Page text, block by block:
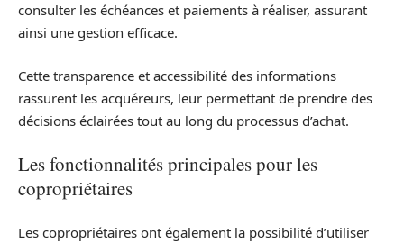
consulter les échéances et paiements à réaliser, assurant
ainsi une gestion efficace.
Cette transparence et accessibilité des informations
rassurent les acquéreurs, leur permettant de prendre des
décisions éclairées tout au long du processus d’achat.
Les fonctionnalités principales pour les
copropriétaires
Les copropriétaires ont également la possibilité d’utiliser